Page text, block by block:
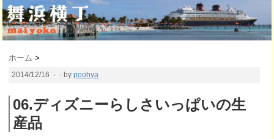
ホーム >
2014/12/16 - - bypoohya
06.ディズニーらしさいっぱいの生
産品